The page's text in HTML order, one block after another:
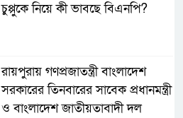
চুপ্পুকে নিয়ে কী ভাবছে বিএনপি?
রায়পুরায় গণপ্রজাতন্ত্রী বাংলাদেশ
সরকারের তিনবারের সাবেক প্রধানমন্ত্রী
ও বাংলাদেশ জাতীয়তাবাদী দল